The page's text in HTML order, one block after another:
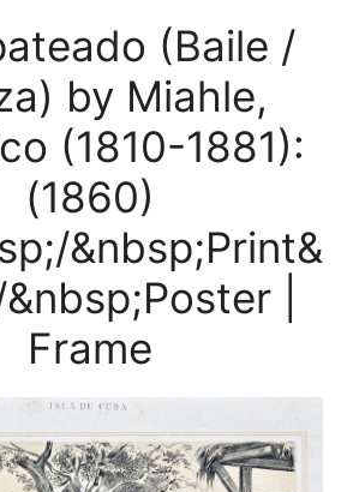
(Baile /
by Miahle,
(1810-1881):
(1860)
&nbsp;Print&
|
Frame